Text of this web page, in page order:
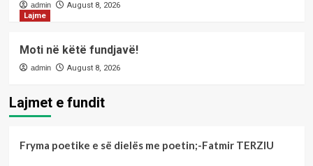
admin
August 8, 2026
Lajme
Moti në këtë fundjavë!
admin August 8, 2026
Lajmet e fundit
Fryma poetike e së dielës me poetin;-Fatmir TERZIU